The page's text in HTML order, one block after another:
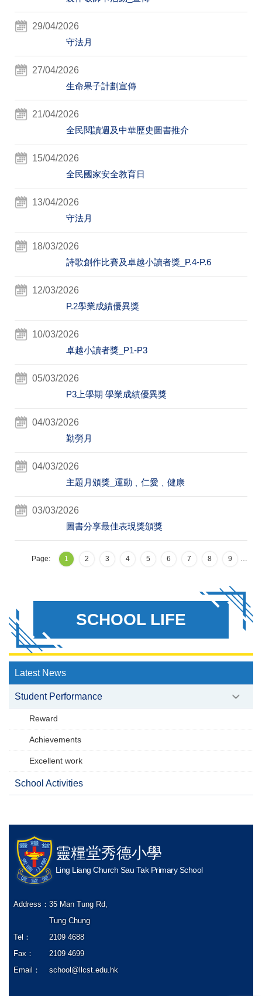
29/04/2026
守法月
27/04/2026
生命果子計劃宣傳
21/04/2026
全民閱讀週及中華歷史圖書推介
15/04/2026
全民國家安全教育日
13/04/2026
守法月
18/03/2026
詩歌創作比賽及卓越小讀者獎_P.4-P.6
12/03/2026
P.2學業成績優異獎
10/03/2026
卓越小讀者獎_P1-P3
05/03/2026
P3上學期 學業成績優異獎
04/03/2026
勤勞月
04/03/2026
主題月頒獎_運動﹑仁愛﹑健康
03/03/2026
圖書分享最佳表現獎頒獎
Page: 1 2 3 4 5 6 7 8 9 …
SCHOOL LIFE
Latest News
Student Performance
Reward
Achievements
Excellent work
School Activities
靈糧堂秀德小學
Ling Liang Church Sau Tak Primary School
Address：35 Man Tung Rd,
Tung Chung
Tel：
2109 4688
Fax：
2109 4699
Email：
school@llcst.edu.hk